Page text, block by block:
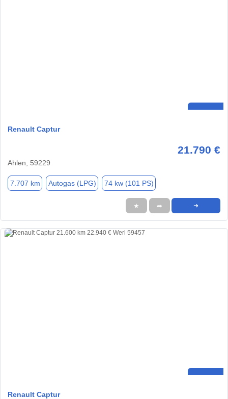
Renault Captur
21.790 €
Ahlen, 59229
7.707 km Autogas (LPG) 74 kw (101 PS)
★ ➦ ➜
Renault Captur